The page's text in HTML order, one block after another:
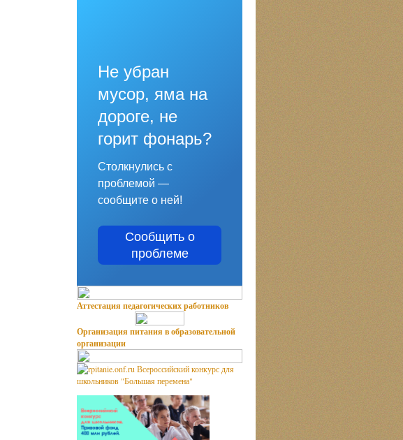
Не убран
мусор, яма на
дороге, не
горит фонарь?
Столкнулись с
проблемой —
сообщите о ней!
Сообщить о
проблеме
Аттестация педагогических работников
Организация питания в образовательной
организации
Всероссийский конкурс для
школьников "Большая перемена"